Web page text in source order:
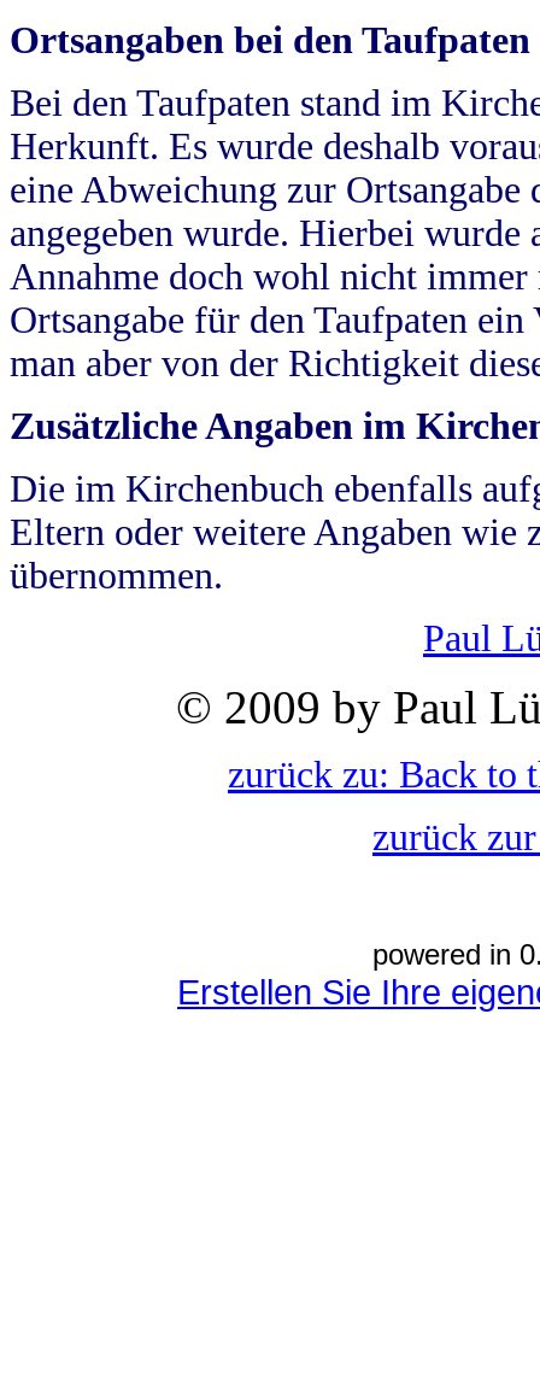
Ortsangaben bei den Taufpaten
Bei den Taufpaten stand im
Herkunft. Es wurde deshalb
eine Abweichung zur
angegeben wurde. Hierbei wurde
Annahme doch wohl nicht
Ortsangabe für den Taufpaten
man aber von der Richtigkeit
Zusätzliche Angaben im
Die im Kirchenbuch ebenfalls
Eltern oder weitere Angaben wie
übernommen.
Paul
© 2009 by Paul
zurück zu: Back to
zurück
powered in
Erstellen Sie Ihre